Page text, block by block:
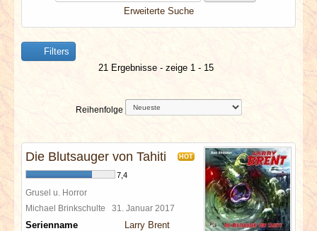
NEWS & DATES
BERICHTE
SPECIALS
REDAKTION
Erweiterte Suche
Filters
21 Ergebnisse - zeige 1 - 15
Reihenfolge
Die Blutsauger von Tahiti HOT
7,4
Grusel u. Horror
Michael Brinkschulte 31. Januar 2017
Serienname
Larry Brent